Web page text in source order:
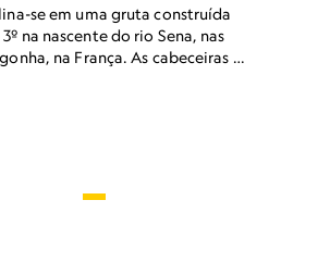
se em uma gruta construída
na nascente do rio Sena, nas
na França. As cabeceiras do